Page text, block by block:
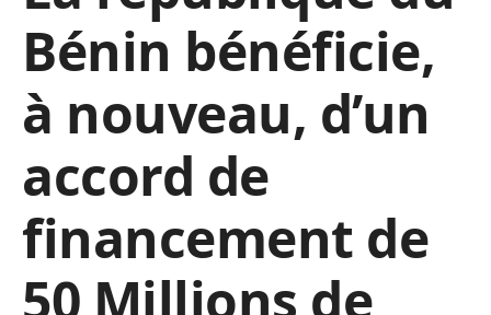
Bénin bénéficie,
à nouveau, d’un
accord de
financement de
50 Millions de